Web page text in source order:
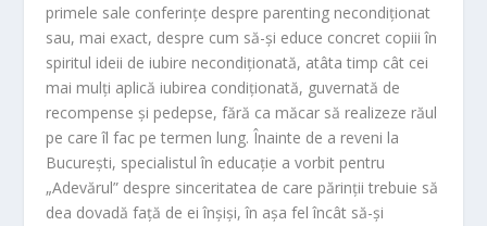
primele sale conferinţe despre parenting necondiţionat
sau, mai exact, despre cum să-şi educe concret copiii în
spiritul ideii de iubire necondiţionată, atâta timp cât cei
mai mulţi aplică iubirea condiţionată, guvernată de
recompense şi pedepse, fără ca măcar să realizeze răul
pe care îl fac pe termen lung. Înainte de a reveni la
Bucureşti, specialistul în educaţie a vorbit pentru
„Adevărul” despre sinceritatea de care părinţii trebuie să
dea dovadă faţă de ei înşişi, în aşa fel încât să-şi